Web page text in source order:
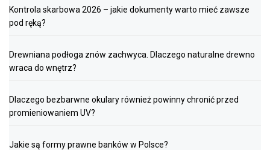
Kontrola skarbowa 2026 – jakie dokumenty warto mieć zawsze
pod ręką?
Drewniana podłoga znów zachwyca. Dlaczego naturalne drewno
wraca do wnętrz?
Dlaczego bezbarwne okulary również powinny chronić przed
promieniowaniem UV?
Jakie są formy prawne banków w Polsce?